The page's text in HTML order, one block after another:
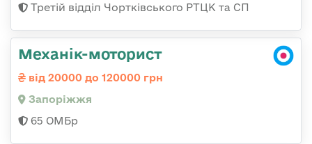
Третій відділ Чортківського РТЦК та СП
Механік-моторист
від 20000 до 120000 грн
Запоріжжя
65 ОМБр